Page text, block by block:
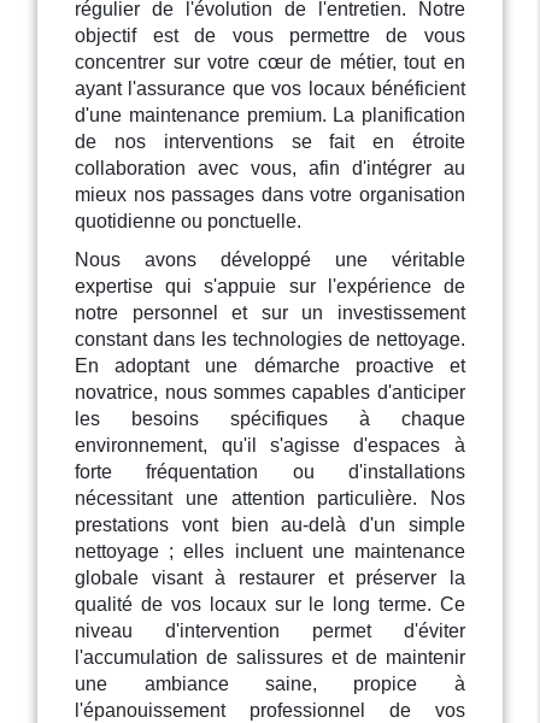
régulier de l'évolution de l'entretien. Notre
objectif est de vous permettre de vous
concentrer sur votre cœur de métier, tout en
ayant l'assurance que vos locaux bénéficient
d'une maintenance premium. La planification
de nos interventions se fait en étroite
collaboration avec vous, afin d'intégrer au
mieux nos passages dans votre organisation
quotidienne ou ponctuelle.
Nous avons développé une véritable
expertise qui s'appuie sur l'expérience de
notre personnel et sur un investissement
constant dans les technologies de nettoyage.
En adoptant une démarche proactive et
novatrice, nous sommes capables d'anticiper
les besoins spécifiques à chaque
environnement, qu'il s'agisse d'espaces à
forte fréquentation ou d'installations
nécessitant une attention particulière. Nos
prestations vont bien au-delà d'un simple
nettoyage ; elles incluent une maintenance
globale visant à restaurer et préserver la
qualité de vos locaux sur le long terme. Ce
niveau d'intervention permet d'éviter
l'accumulation de salissures et de maintenir
une ambiance saine, propice à
l'épanouissement professionnel de vos